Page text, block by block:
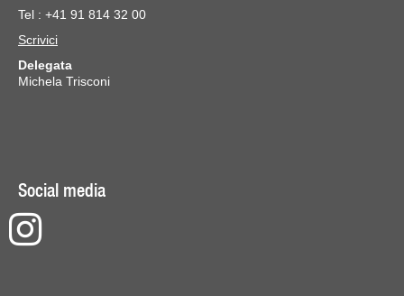
Tel : +41 91 814 32 00
Scrivici
Delegata
Michela Trisconi
Social media